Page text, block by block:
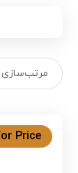
Price